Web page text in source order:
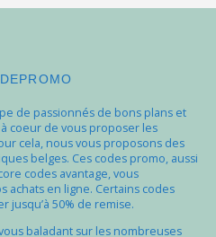
de passionnés de bons plans et
coeur de vous proposer les
cela, nous vous proposons des
belges. Ces codes promo, aussi
codes avantage, vous
achats en ligne. Certains codes
jusqu’à 50% de remise.
baladant sur les nombreuses